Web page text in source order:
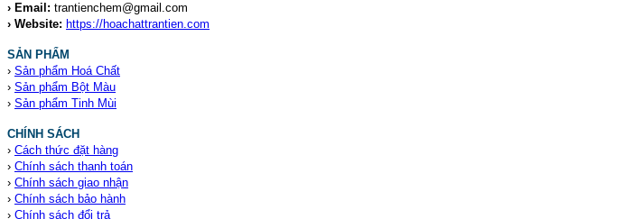
› Email: trantienchem@gmail.com
› Website: https://hoachattrantien.com
SẢN PHẨM
› Sản phẩm Hoá Chất
› Sản phẩm Bột Màu
› Sản phẩm Tinh Mùi
CHÍNH SÁCH
› Cách thức đặt hàng
› Chính sách thanh toán
› Chính sách giao nhận
› Chính sách bảo hành
› Chính sách đổi trả